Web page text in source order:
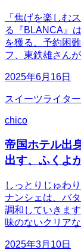
「焦げを楽しむ
る『BLANCA』
を獲る、予約困
フ、東鉄雄さん
2025年6月16日
スイーツライター
chico
帝国ホテル出
出す、ふくよ
しっとりじゅわ
ナンシェは、バ
調和していきま
味のないクリア
2025年3月10日